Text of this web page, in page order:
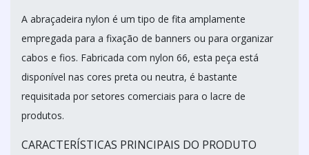
A abraçadeira nylon é um tipo de fita amplamente
empregada para a fixação de banners ou para organizar
cabos e fios. Fabricada com nylon 66, esta peça está
disponível nas cores preta ou neutra, é bastante
requisitada por setores comerciais para o lacre de
produtos.
CARACTERÍSTICAS PRINCIPAIS DO PRODUTO